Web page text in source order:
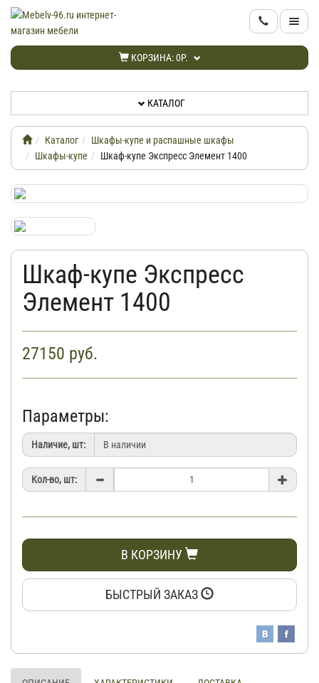
КОРЗИНА:0Р.
КАТАЛОГ
НОВИНКИ
ИНФОРМАЦИЯ
ДОСТАВКА
КАБИНЕТ
КОНТАКТЫ
КАТАЛОГ
Каталог
Шкафы-купе и распашные шкафы
Шкафы-купе
Шкаф-купе Экспресс Элемент 1400
Шкаф-купе Экспресс
Элемент 1400
27150 руб.
Параметры:
Наличие, шт:
Кол-во, шт:
В КОРЗИНУ
БЫСТРЫЙ ЗАКАЗ